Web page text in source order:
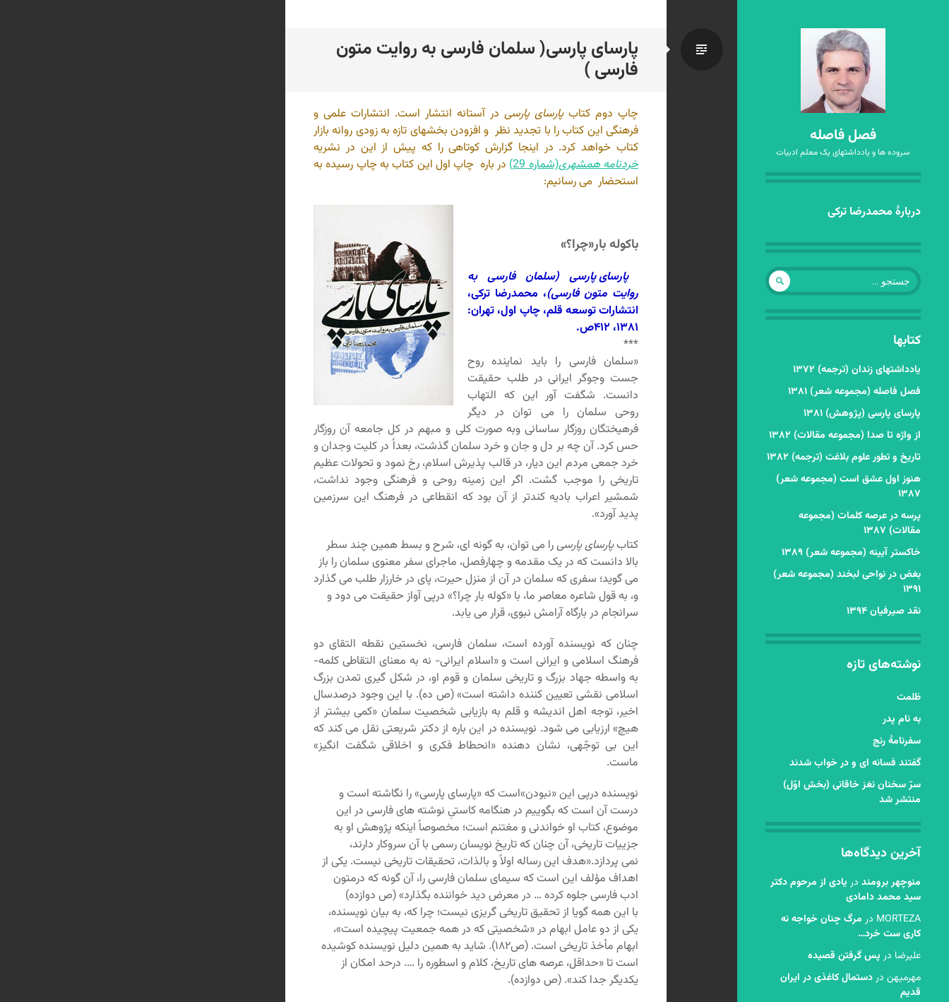
فصل فاصله
سروده ها و یادداشتهای یک معلم ادبیات
رفتن
نوشته‌ها
دربارهٔ محمدرضا ترکی
جستجو
برای:
کتابها
یادداشتهای زندان (ترجمه) ۱۳۷۲
فصل فاصله (مجموعه شعر) ۱۳۸۱
پارسای پارسی (پژوهش) ۱۳۸۱
از واژه تا صدا (مجموعه مقالات) ۱۳۸۲
تاریخ و تطور علوم بلاغت (ترجمه) ۱۳۸۲
هنوز اول عشق است (مجموعه شعر)
۱۳۸۷
پرسه در عرصه کلمات (مجموعه
مقالات) ۱۳۸۷
خاکستر آیینه (مجموعه شعر) ۱۳۸۹
بغض در نواحی لبخند (مجموعه شعر)
۱۳۹۱
نقد صیرفیان ۱۳۹۴
نوشته‌های تازه
ظلمت
به نام پدر
سفرنامۀ رنج
گفتند فسانه ای و در خواب شدند
سرّ سخنان نغز خاقانی (بخش اوّل)
منتشر شد
آخرین دیدگاه‌ها
منوچهر برومند در یادی از مرحوم دکتر
سید محمد دامادی
MORTEZA در مرگ چنان خواجه نه
کاری ست خرد…
عليرضا در پس گرفتن قصیده
مهرمیهن دردستمال کاغذی در ایران
قدیم
پارسای پارسی( سلمان فارسی به روایت متون
فارسی )
استاندارد
چاپ دوم کتابپارسای پارسی در آستانه انتشار است. انتشارات علمی و
فرهنگی این کتاب را با تجدید نظر و افزودن بخشهای تازه به زودی روانه بازار
کتاب خواهد کرد. در اینجا گزارش کوتاهی را که پیش از این در نشریه
خردنامه همشهری(شماره 29)
در باره چاپ اول این کتاب به چاپ رسیده به
استحضار می رسانیم:
باکوله بار«چرا؟»
پارسای پارسی (سلمان فارسی به
روایت متون فارسی)، محمدرضا ترکی،
انتشارات توسعه قلم، چاپ اول، تهران:
۱۳۸۱، ۴۱۲ص.
***
«سلمان فارسی را باید نماینده روح
جست وجوگر ایرانی در طلب حقیقت
دانست. شگفت آور این که التهاب
روحی سلمان را می توان در دیگر
فرهیختگان روزگار ساسانی وبه صورت کلی و مبهم در کل جامعه آن روزگار
حس کرد. آن چه بر دل و جان و خرد سلمان گذشت، بعداً در کلیت وجدان و
خرد جمعی مردم این دیار، در قالب پذیرش اسلام، رخ نمود و تحولات عظیم
تاریخی را موجب گشت. اگر این زمینه روحی و فرهنگی وجود نداشت،
شمشیر اعراب بادیه کندتر از آن بود که انقطاعی در فرهنگ این سرزمین
پدید آورد».
کتابپارسای پارسیرا می توان، به گونه ای، شرح و بسط همین چند سطر
بالا دانست که در یک مقدمه و چهارفصل، ماجرای سفر معنوی سلمان را باز
می گوید؛ سفری که سلمان در آن از منزل حیرت، پای در خارزار طلب می گذارد
و، به قول شاعره معاصر ما، با «کوله بار چرا؟» درپی آواز حقیقت می دود و
سرانجام در بارگاه آرامش نبوی، قرار می یابد.
چنان که نویسنده آورده است، سلمان فارسی، نخستین نقطه التقای دو
فرهنگ اسلامی و ایرانی است و «اسلام ایرانی- نه به معنای التقاطی کلمه-
به واسطه جهاد بزرگ و تاریخی سلمان و قوم او، در شکل گیری تمدن بزرگ
اسلامی نقشی تعیین کننده داشته است» (ص ده). با این وجود درصدسال
اخیر، توجه اهل اندیشه و قلم به بازیابی شخصیت سلمان «کمی بیشتر از
هیچ» ارزیابی می شود. نویسنده در این باره از دکتر شریعتی نقل می کند که
این بی توجّهی، نشان دهنده «انحطاط فکری و اخلاقی شگفت انگیز»
ماست.
نویسنده درپی این «نبودن»است که «پارسای پارسی» را نگاشته است و
درست آن است که بگوییم در هنگامه کاستیِ نوشته های فارسی در این
موضوع، کتاب او خواندنی و مغتنم است؛ مخصوصاً اینکه پژوهش او به
جزییات تاریخی، آن چنان که تاریخ نویسان رسمی با آن سروکار دارند،
نمی پردازد.«هدف این رساله اولاً و بالذات، تحقیقات تاریخی نیست. یکی از
اهداف مؤلف این است که سیمای سلمان فارسی را، آن گونه که درمتون
ادب فارسی جلوه کرده … در معرض دید خواننده بگذارد» (ص دوازده)
با این همه گویا از تحقیق تاریخی گریزی نیست؛ چرا که، به بیان نویسنده،
یکی از دو عامل ابهام در «شخصیتی که در همه جمعیت پیچیده است»،
ابهام مأخذ تاریخی است. (ص۱۸۲). شاید به همین دلیل نویسنده کوشیده
است تا «حداقل، عرصه های تاریخ، کلام و اسطوره را …. درحد امکان از
یکدیگر جدا کند». (ص دوازده).